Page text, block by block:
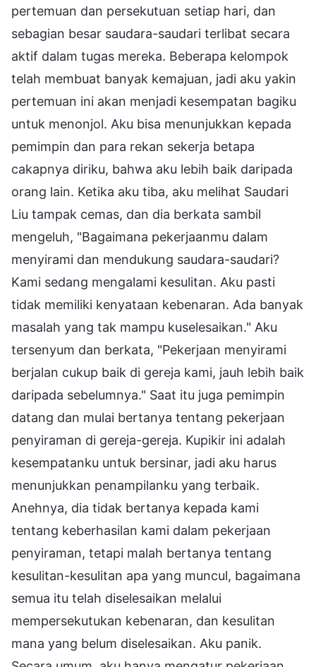
pertemuan dan persekutuan setiap hari, dan
sebagian besar saudara-saudari terlibat secara
aktif dalam tugas mereka. Beberapa kelompok
telah membuat banyak kemajuan, jadi aku yakin
pertemuan ini akan menjadi kesempatan bagiku
untuk menonjol. Aku bisa menunjukkan kepada
pemimpin dan para rekan sekerja betapa
cakapnya diriku, bahwa aku lebih baik daripada
orang lain. Ketika aku tiba, aku melihat Saudari
Liu tampak cemas, dan dia berkata sambil
mengeluh, "Bagaimana pekerjaanmu dalam
menyirami dan mendukung saudara-saudari?
Kami sedang mengalami kesulitan. Aku pasti
tidak memiliki kenyataan kebenaran. Ada banyak
masalah yang tak mampu kuselesaikan." Aku
tersenyum dan berkata, "Pekerjaan menyirami
berjalan cukup baik di gereja kami, jauh lebih baik
daripada sebelumnya." Saat itu juga pemimpin
datang dan mulai bertanya tentang pekerjaan
penyiraman di gereja-gereja. Kupikir ini adalah
kesempatanku untuk bersinar, jadi aku harus
menunjukkan penampilanku yang terbaik.
Anehnya, dia tidak bertanya kepada kami
tentang keberhasilan kami dalam pekerjaan
penyiraman, tetapi malah bertanya tentang
kesulitan-kesulitan apa yang muncul, bagaimana
semua itu telah diselesaikan melalui
mempersekutukan kebenaran, dan kesulitan
mana yang belum diselesaikan. Aku panik.